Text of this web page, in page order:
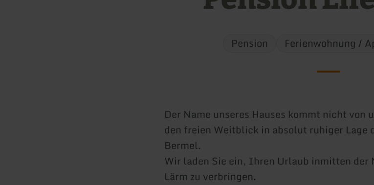
Pension Ferienwohnung /
Der Name unseres Hauses kommt nicht von
den freien Weitblick in absolut ruhiger Lage
Bermel.
Wir laden Sie ein, Ihren Urlaub inmitten der
Lärm zu verbringen.